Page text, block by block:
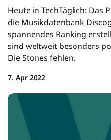
Heute in TechTäglich: Das
die Musikdatenbank
spannendes Ranking
sind weltweit besonders
Die Stones fehlen.
7. Apr 2022